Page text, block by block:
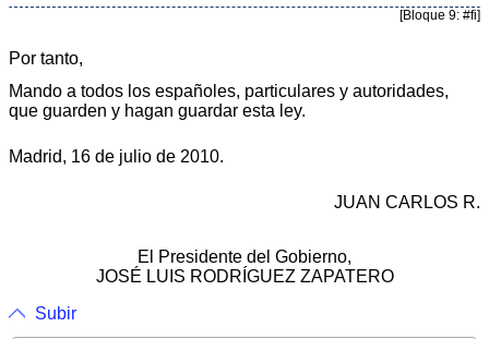
[Bloque 9: #fi]
Por tanto,
Mando a todos los españoles, particulares y autoridades,
que guarden y hagan guardar esta ley.
Madrid, 16 de julio de 2010.
JUAN CARLOS R.
El Presidente del Gobierno,
JOSÉ LUIS RODRÍGUEZ ZAPATERO
Subir